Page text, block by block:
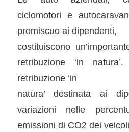
ciclomotori e
promiscuo ai dipendenti,
costituiscono
retribuzione ‘in
retribuzione ‘in
natura’ destinata ai
variazioni nelle
emissioni di CO2 dei